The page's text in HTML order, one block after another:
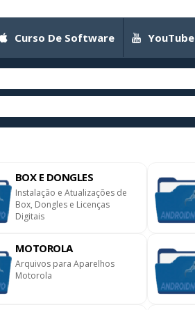
Curso De Software YouTube
BOX E DONGLES
Instalação e Atualizações de
Box, Dongles e Licenças
Digitais
MOTOROLA
Arquivos para Aparelhos
Motorola